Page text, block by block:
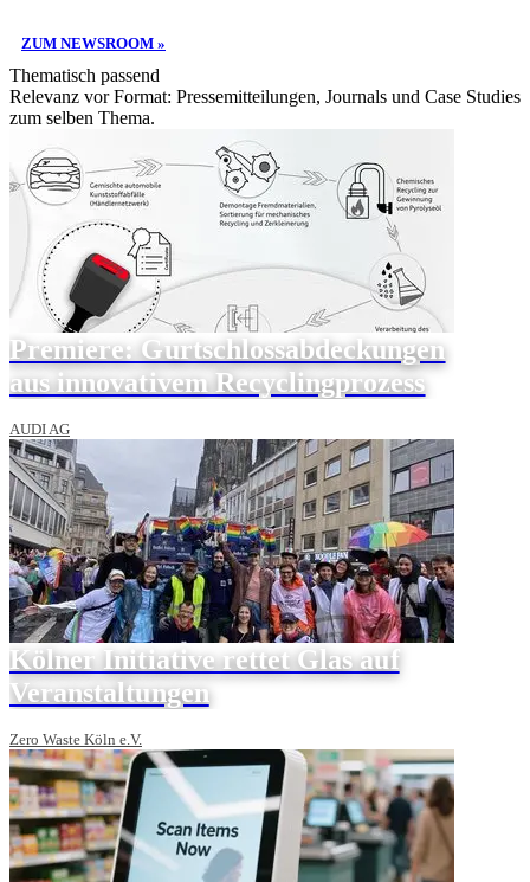
ZUM NEWSROOM »
Thematisch passend
Relevanz vor Format: Pressemitteilungen, Journals und Case Studies
zum selben Thema.
Premiere: Gurtschlossabdeckungen
aus innovativem Recyclingprozess
AUDI AG
Kölner Initiative rettet Glas auf
Veranstaltungen
Zero Waste Köln e.V.